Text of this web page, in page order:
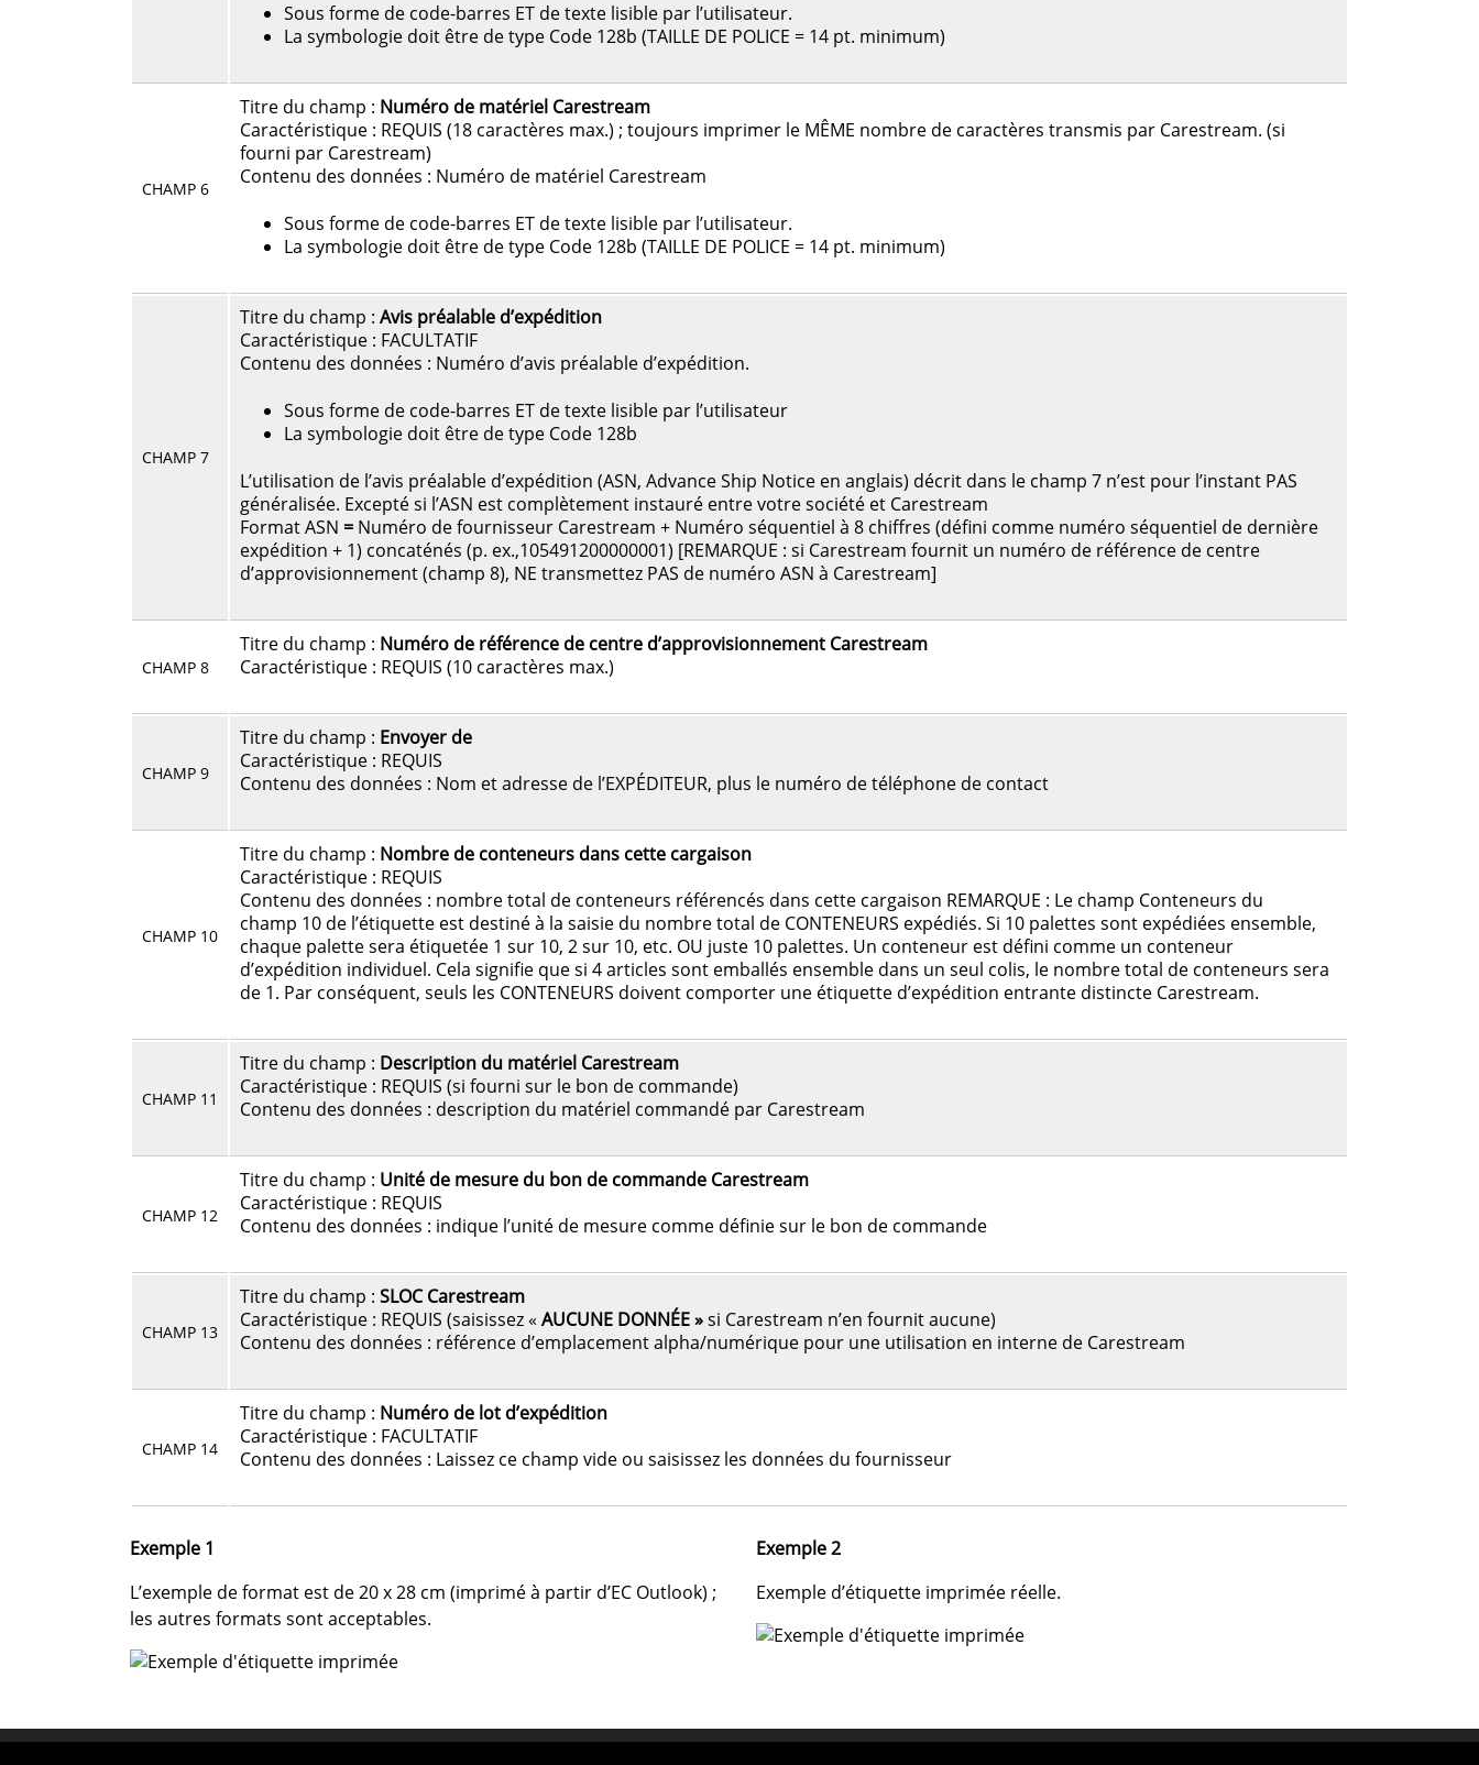
Sous forme de code-barres ET de texte lisible par l’utilisateur.
La symbologie doit être de type Code 128b (TAILLE DE POLICE = 14 pt. minimum)
CHAMP 6
Titre du champ : Numéro de matériel Carestream
Caractéristique : REQUIS (18 caractères max.) ; toujours imprimer le MÊME nombre de caractères transmis par Carestream. (si
fourni par Carestream)
Contenu des données : Numéro de matériel Carestream
Sous forme de code-barres ET de texte lisible par l’utilisateur.
La symbologie doit être de type Code 128b (TAILLE DE POLICE = 14 pt. minimum)
CHAMP 7
Titre du champ : Avis préalable d’expédition
Caractéristique : FACULTATIF
Contenu des données : Numéro d’avis préalable d’expédition.
Sous forme de code-barres ET de texte lisible par l’utilisateur
La symbologie doit être de type Code 128b
L’utilisation de l’avis préalable d’expédition (ASN, Advance Ship Notice en anglais) décrit dans le champ 7 n’est pour l’instant PAS
généralisée. Excepté si l’ASN est complètement instauré entre votre société et Carestream
Format ASN = Numéro de fournisseur Carestream + Numéro séquentiel à 8 chiffres (défini comme numéro séquentiel de dernière
expédition + 1) concaténés (p. ex.,105491200000001) [REMARQUE : si Carestream fournit un numéro de référence de centre
d’approvisionnement (champ 8), NE transmettez PAS de numéro ASN à Carestream]
CHAMP 8
Titre du champ : Numéro de référence de centre d’approvisionnement Carestream
Caractéristique : REQUIS (10 caractères max.)
CHAMP 9
Titre du champ : Envoyer de
Caractéristique : REQUIS
Contenu des données : Nom et adresse de l’EXPÉDITEUR, plus le numéro de téléphone de contact
CHAMP 10
Titre du champ : Nombre de conteneurs dans cette cargaison
Caractéristique : REQUIS
Contenu des données : nombre total de conteneurs référencés dans cette cargaison REMARQUE : Le champ Conteneurs du
champ 10 de l’étiquette est destiné à la saisie du nombre total de CONTENEURS expédiés. Si 10 palettes sont expédiées ensemble,
chaque palette sera étiquetée 1 sur 10, 2 sur 10, etc. OU juste 10 palettes. Un conteneur est défini comme un conteneur
d’expédition individuel. Cela signifie que si 4 articles sont emballés ensemble dans un seul colis, le nombre total de conteneurs sera
de 1. Par conséquent, seuls les CONTENEURS doivent comporter une étiquette d’expédition entrante distincte Carestream.
CHAMP 11
Titre du champ : Description du matériel Carestream
Caractéristique : REQUIS (si fourni sur le bon de commande)
Contenu des données : description du matériel commandé par Carestream
CHAMP 12
Titre du champ : Unité de mesure du bon de commande Carestream
Caractéristique : REQUIS
Contenu des données : indique l’unité de mesure comme définie sur le bon de commande
CHAMP 13
Titre du champ : SLOC Carestream
Caractéristique : REQUIS (saisissez « AUCUNE DONNÉE »si Carestream n’en fournit aucune)
Contenu des données : référence d’emplacement alpha/numérique pour une utilisation en interne de Carestream
CHAMP 14
Titre du champ : Numéro de lot d’expédition
Caractéristique : FACULTATIF
Contenu des données : Laissez ce champ vide ou saisissez les données du fournisseur
Exemple 1
L’exemple de format est de 20 x 28 cm (imprimé à partir d’EC Outlook) ;
les autres formats sont acceptables.
Exemple 2
Exemple d’étiquette imprimée réelle.